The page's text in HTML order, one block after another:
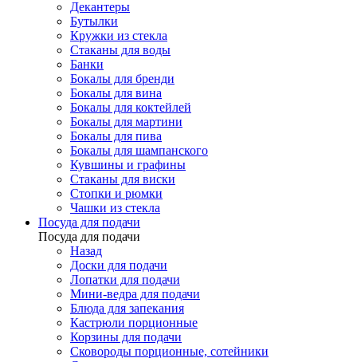
Декантеры
Бутылки
Кружки из стекла
Стаканы для воды
Банки
Бокалы для бренди
Бокалы для вина
Бокалы для коктейлей
Бокалы для мартини
Бокалы для пива
Бокалы для шампанского
Кувшины и графины
Стаканы для виски
Стопки и рюмки
Чашки из стекла
Посуда для подачи
Посуда для подачи
Назад
Доски для подачи
Лопатки для подачи
Мини-ведра для подачи
Блюда для запекания
Кастрюли порционные
Корзины для подачи
Сковороды порционные, сотейники